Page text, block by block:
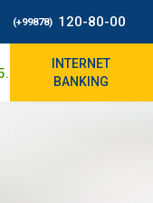
(+99878) 120-80-00
11890/12010
INTERNET
BANKING